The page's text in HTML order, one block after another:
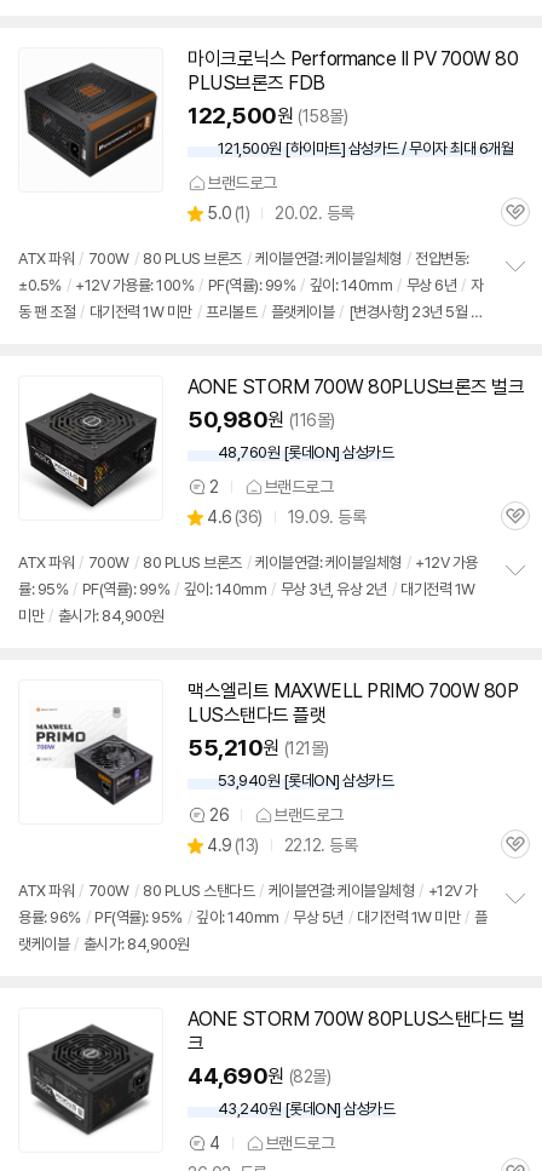
기
마이크로닉스 Performance II PV 700W 80
PLUS브론즈 FDB
122,500원 (158몰)
121,500원 [하이마트] 삼성카드 / 무이자 최대 6개월
브랜드로그
별
점
5.0 (상
리
뷰
1) 20.02. 등록
관
ATX 파워 / 700W / 80 PLUS 브론즈 / 케이블연결: 케이블일체형 / 전압변동:
±0.5% / +12V 가용률: 100% / PF(역률): 99% / 깊이: 140mm / 무상 6년 / 자
동 팬 조절 / 대기전력 1W 미만 / 프리볼트 / 플랫케이블 / [변경사항] 23년 5월 커
기
AONE STORM 700W 80PLUS브론즈 벌크
50,980원 (116몰)
48,760원 [롯데ON] 삼성카드
상
품
견
2 브랜드로그
별
점
4.6 (상
리
뷰
36) 19.09. 등록
관
ATX 파워 / 700W / 80 PLUS 브론즈 / 케이블연결: 케이블일체형 / +12V 가용
률: 95% / PF(역률): 99% / 깊이: 140mm / 무상 3년, 유상 2년 / 대기전력 1W
미만 / 출시가: 84,900원
기
맥스엘리트 MAXWELL PRIMO 700W 80P
LUS스탠다드 플랫
55,210원 (121몰)
53,940원 [롯데ON] 삼성카드
상
품
견
26 브랜드로그
별
점
4.9 (상
리
뷰
13) 22.12. 등록
관
ATX 파워 / 700W / 80 PLUS 스탠다드 / 케이블연결: 케이블일체형 / +12V 가
용률: 96% / PF(역률): 95% / 깊이: 140mm / 무상 5년 / 대기전력 1W 미만 / 플
랫케이블 / 출시가: 84,900원
기
AONE STORM 700W 80PLUS스탠다드 벌
크
44,690원 (82몰)
43,240원 [롯데ON] 삼성카드
상 4
브랜드로그